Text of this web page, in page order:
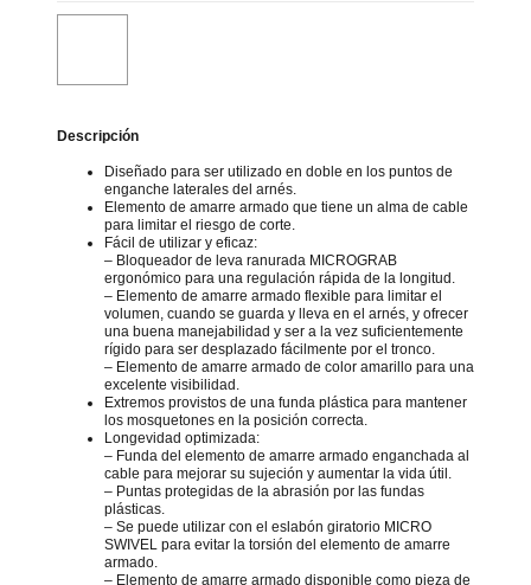
Descripción
Diseñado para ser utilizado en doble en los puntos de
enganche laterales del arnés.
Elemento de amarre armado que tiene un alma de cable
para limitar el riesgo de corte.
Fácil de utilizar y eficaz:
– Bloqueador de leva ranurada MICROGRAB
ergonómico para una regulación rápida de la longitud.
– Elemento de amarre armado flexible para limitar el
volumen, cuando se guarda y lleva en el arnés, y ofrecer
una buena manejabilidad y ser a la vez suficientemente
rígido para ser desplazado fácilmente por el tronco.
– Elemento de amarre armado de color amarillo para una
excelente visibilidad.
Extremos provistos de una funda plástica para mantener
los mosquetones en la posición correcta.
Longevidad optimizada:
– Funda del elemento de amarre armado enganchada al
cable para mejorar su sujeción y aumentar la vida útil.
– Puntas protegidas de la abrasión por las fundas
plásticas.
– Se puede utilizar con el eslabón giratorio MICRO
SWIVEL para evitar la torsión del elemento de amarre
armado.
– Elemento de amarre armado disponible como pieza de